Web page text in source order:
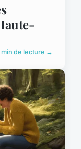
min de lecture →